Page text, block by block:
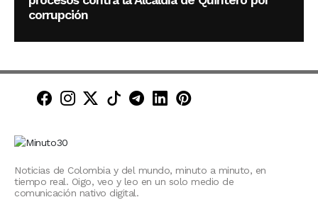
corrupción
Minuto30 en Facebook
Minuto30 en Instagram
Minuto30 en X (Twitter)
Minuto30 en TikTok
Canal de Minuto30 en
Minuto30 en LinkedIn
Minuto30 en
Noticias de Colombia y del mundo, minuto a minuto, en
tiempo real. Oigo, veo y leo en un solo medio de
comunicación nativo digital.